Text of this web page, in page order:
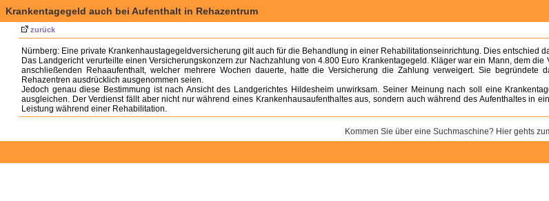
Krankentagegeld auch bei Aufenthalt in Rehazentrum
zurück
Nürnberg: Eine private Krankenhaustagegeldversicherung gilt auch für die Behandlung in einer Rehabilitationseinrichtung. Dies entschied
Das Landgericht verurteilte einen Versicherungskonzern zur Nachzahlung von 4.800 Euro Krankentagegeld. Kläger war ein Mann, dem
anschließenden Rehaaufenthalt, welcher mehrere Wochen dauerte, hatte die Versicherung die Zahlung verweigert. Sie
Rehazentren ausdrücklich ausgenommen seien.
Jedoch genau diese Bestimmung ist nach Ansicht des Landgerichtes Hildesheim unwirksam. Seiner Meinung nach soll eine
ausgleichen. Der Verdienst fällt aber nicht nur während eines Krankenhausaufenthaltes aus, sondern auch während des Aufenthaltes in
Leistung während einer Rehabilitation.
Kommen Sie über eine Suchmaschine? Hier gehts